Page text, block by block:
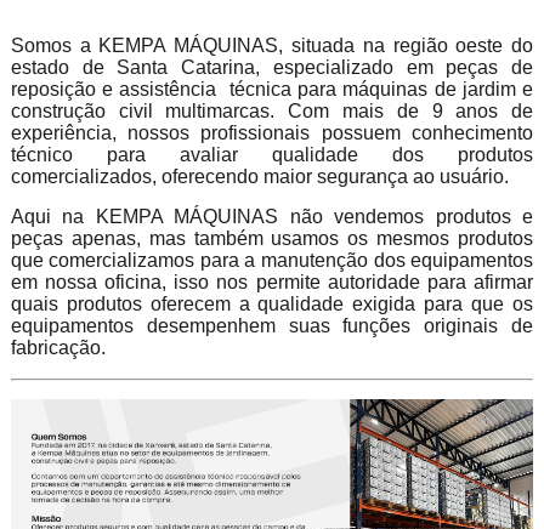
Somos a KEMPA MÁQUINAS, situada na região oeste do
estado de Santa Catarina, especializado em peças de
reposição e assistência técnica para máquinas de jardim e
construção civil multimarcas. Com mais de 9 anos de
experiência, nossos profissionais possuem conhecimento
técnico para avaliar qualidade dos produtos
comercializados, oferecendo maior segurança ao usuário.
Aqui na KEMPA MÁQUINAS não vendemos produtos e
peças apenas, mas também usamos os mesmos produtos
que comercializamos para a manutenção dos equipamentos
em nossa oficina, isso nos permite autoridade para afirmar
quais produtos oferecem a qualidade exigida para que os
equipamentos desempenhem suas funções originais de
fabricação.